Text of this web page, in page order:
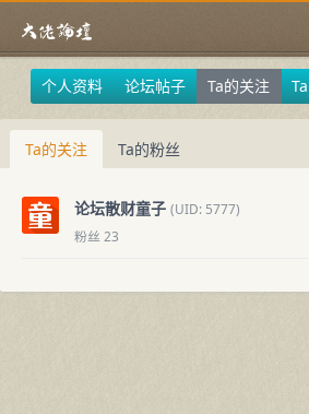
个人资料 论坛帖子 Ta的关注
Ta的关注 Ta的粉丝
论坛散财童子 (UID: 5777)
粉丝 23